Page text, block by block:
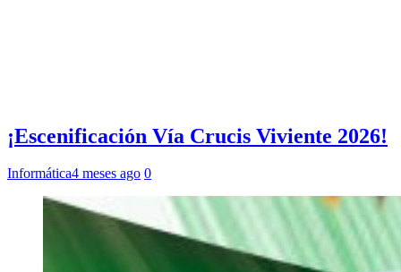
¡Escenificación Vía Crucis Viviente 2026!
Informática4 meses ago 0